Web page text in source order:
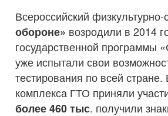
Всероссийский
обороне» возродили в 2014
государственной программы
уже испытали свои
тестирования по всей
комплекса ГТО приняли
более 460 тыс. получили